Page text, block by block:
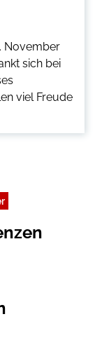
November
sich bei
viel Freude